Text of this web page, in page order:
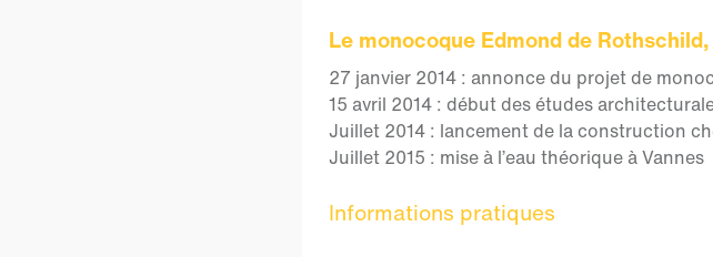
Le monocoque Edmond de
27 janvier 2014 : annonce du projet de
15 avril 2014 : début des études
Juillet 2014 : lancement de la construction
Juillet 2015 : mise à l’eau théorique à Vannes
Informations pratiques